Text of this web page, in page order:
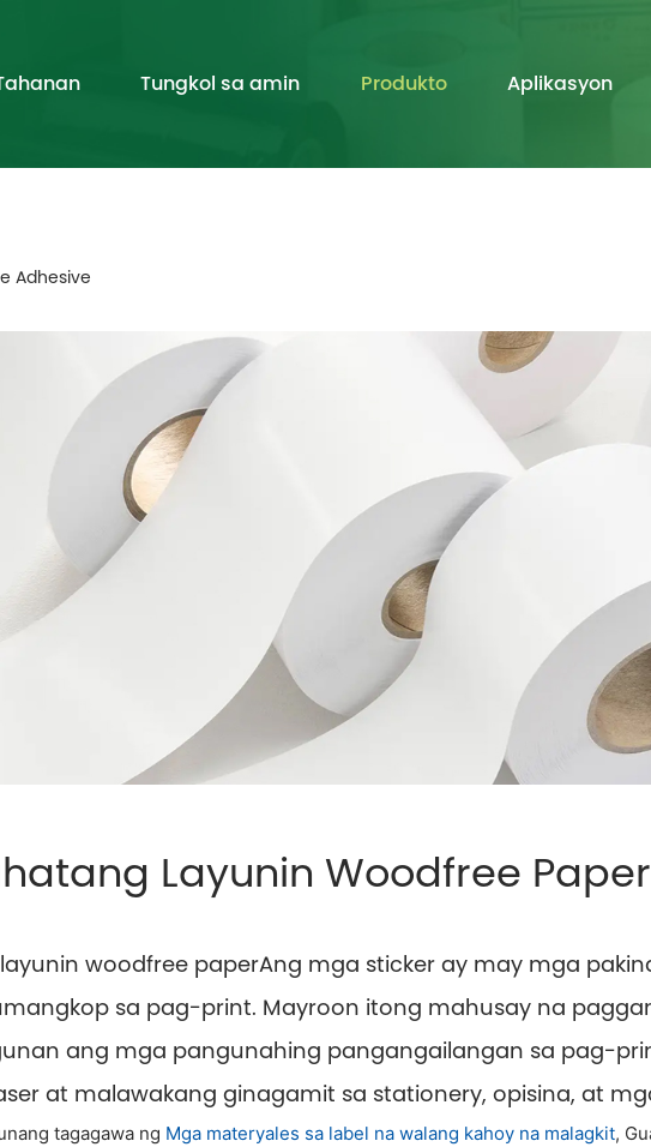
Tungkol sa amin Produkto Aplikasyon
Adhesive
Layunin Woodfree Paper
woodfree paperAng mga sticker ay may mga
sa pag-print. Mayroon itong mahusay na
ang mga pangunahing pangangailangan sa pag-
at malawakang ginagamit sa stationery, opisina, at
tagagawa ng Mga materyales sa label na walang kahoy na malagkit,